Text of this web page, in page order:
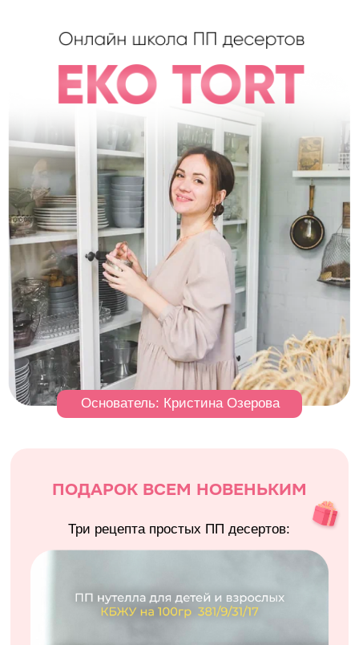
ПОДАРОК ВСЕМ НОВЕНЬКИМ
Три рецепта простых ПП десертов:
Основатель: Кристина Озерова